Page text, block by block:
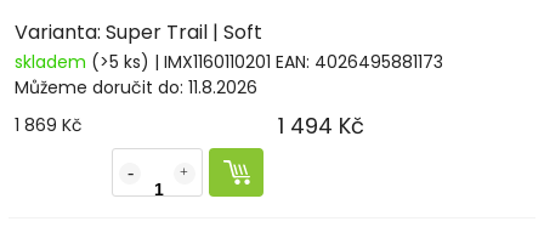
Varianta: Super Trail | Soft
skladem (>5 ks) | IMX1160110201 EAN: 4026495881173
Můžeme doručit do: 11.8.2026
1 869 Kč
1 494 Kč